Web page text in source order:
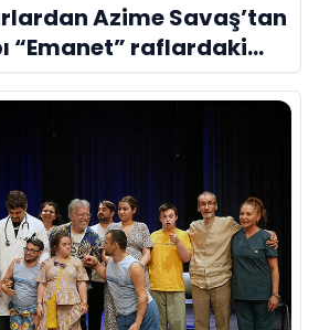
Azime Savaş’tan
“Emanet” raflardaki